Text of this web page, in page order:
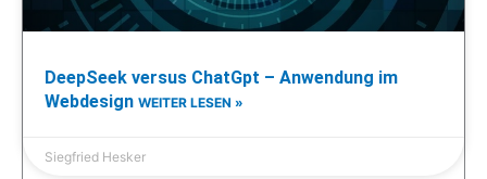
DeepSeek versus ChatGpt – Anwendung im
Webdesign WEITER LESEN »
Siegfried Hesker